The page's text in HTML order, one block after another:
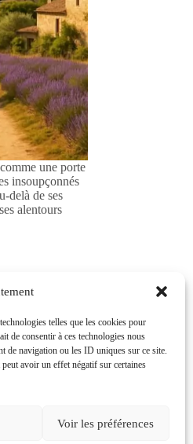
telles que les cookies pour
de consentir à ces technologies nous
de navigation ou les ID uniques sur ce site.
avoir un effet négatif sur certaines
Voir les préférences
une porte
insoupçonnés
delà de ses
alentours
et les